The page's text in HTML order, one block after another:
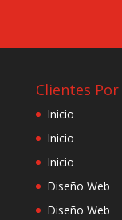
Clientes
Inicio
Inicio
Inicio
Diseño Web
Diseño Web